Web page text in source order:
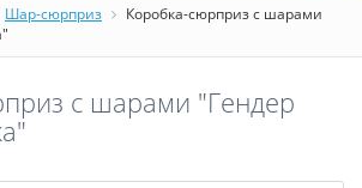
Шар-сюрприз
Коробка-сюрприз с шарами
с шарами "Гендер